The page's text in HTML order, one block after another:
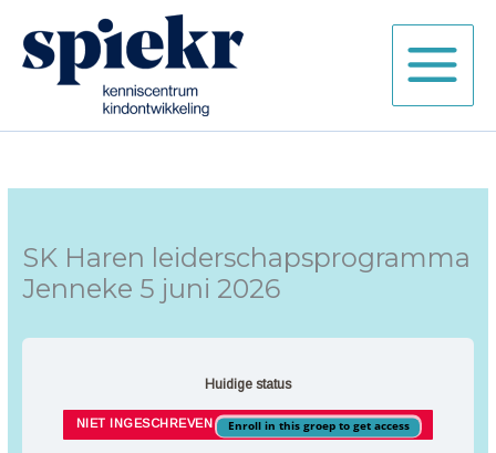
naar
SK Haren leiderschapsprogramma
Jenneke 5 juni 2026
Huidige status
NIET INGESCHREVEN Enroll in this groep to get access